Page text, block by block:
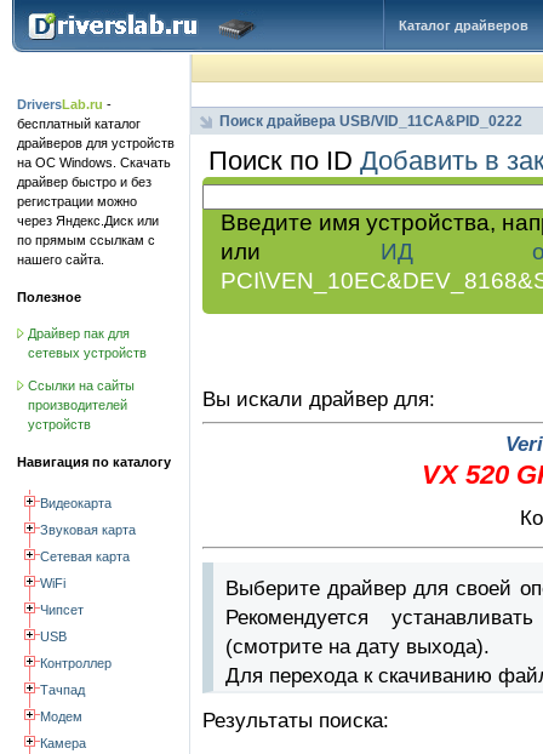
Каталог драйверов
DriversLab.ru -
бесплатный каталог
драйверов для устройств
на ОС Windows. Скачать
драйвер быстро и без
регистрации можно
через Яндекс.Диск или
по прямым ссылкам с
нашего сайта.
Полезное
Драйвер пак для
сетевых устройств
Ссылки на сайты
производителей
устройств
Навигация по каталогу
Видеокарта
Звуковая карта
Сетевая карта
WiFi
Чипсет
USB
Контроллер
Тачпад
Модем
Камера
Поиск драйвера USB/VID_11CA&PID_0222
Поиск по ID Добавить в
Введите имя устройства,
или ИД
Вы искали драйвер для:
VX 520
Выберите драйвер для своей
Рекомендуется
(смотрите на дату выхода).
Для перехода к скачиванию
Результаты поиска: